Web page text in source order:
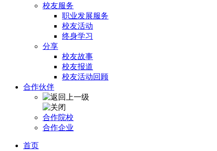
校友服务
职业发展服务
校友活动
终身学习
分享
校友故事
校友报道
校友活动回顾
合作伙伴
合作院校
合作企业
首页